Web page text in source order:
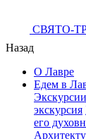
СВЯТО-
Назад
О Лавре
Едем в
Экскурсии
экскурсия
его